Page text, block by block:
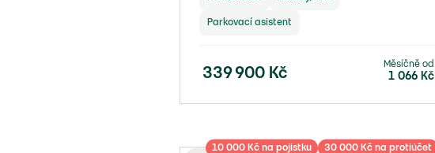
Parkovací asistent
339 900 Kč
Měsíčně od
1 066 Kč
10 000 Kč na pojistku 30 000 Kč na protiúčet